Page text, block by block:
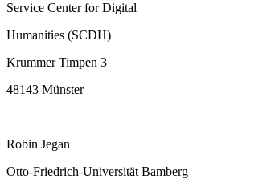
Service Center for Digital
Humanities (SCDH)
Krummer Timpen 3
48143 Münster
Robin Jegan
Otto-Friedrich-Universität Bamberg